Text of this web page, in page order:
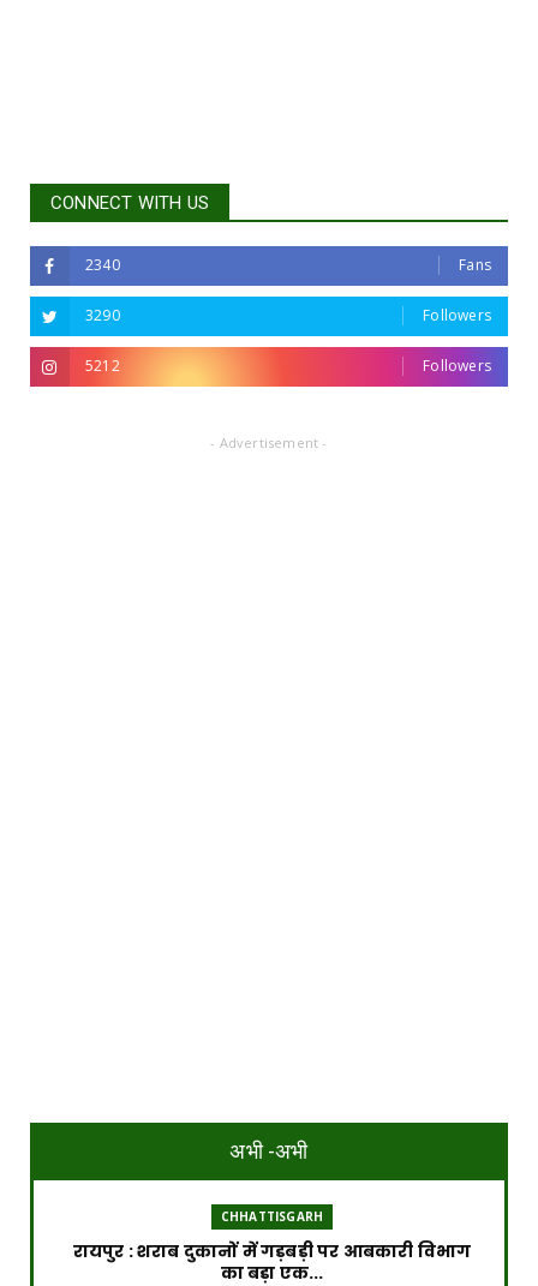
CONNECT WITH US
2340 Fans
3290 Followers
5212 Followers
- Advertisement -
अभी -अभी
CHHATTISGARH
रायपुर : शराब दुकानों में गड़बड़ी पर आबकारी विभाग
का बड़ा एक...